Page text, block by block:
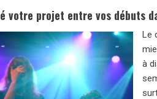
votre projet entre vos débuts
Le
à